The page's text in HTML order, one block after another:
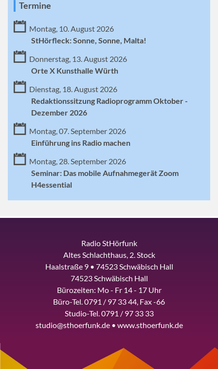
Termine
Montag, 10. August 2026
StHörfleck: Sonne, Sonne, Malta!
Donnerstag, 13. August 2026
Orte X Kunsthalle Würth
Dienstag, 18. August 2026
Redaktionssitzung Radioprogramm Oktober -
Dezember 2026
Montag, 07. September 2026
Einführung ins Radio machen
Montag, 28. September 2026
Seminar: Das mobile Aufnahmegerät Zoom
H4essential
Radio StHörfunk
Altes Schlachthaus, 2. Stock
Haalstraße 9 • 74523 Schwäbisch Hall
74523 Schwäbisch Hall
Bürozeiten: Mo - Fr 14 - 17 Uhr
Büro-Tel. 0791 / 97 33 44, Fax -66
Studio-Tel. 0791 / 97 33 33
studio@sthoerfunk.de • www.sthoerfunk.de